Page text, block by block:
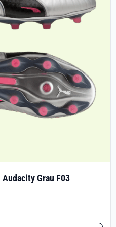
Audacity Grau F03